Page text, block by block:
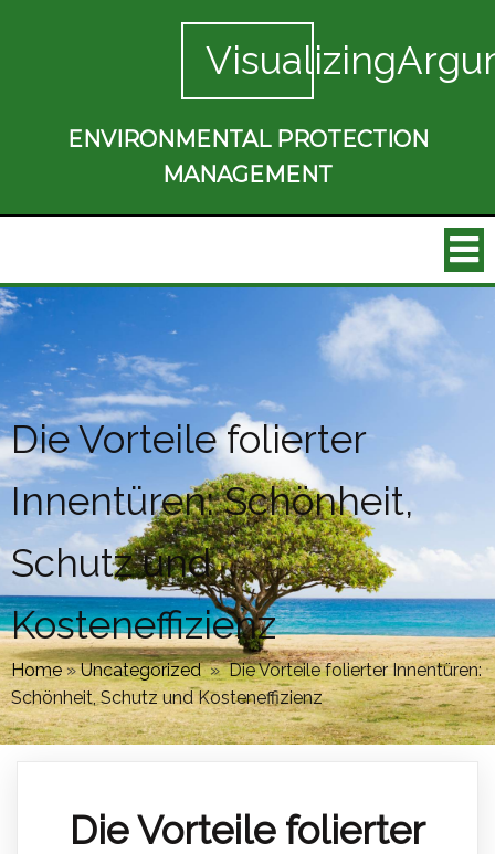
ENVIRONMENTAL PROTECTION
MANAGEMENT
Die Vorteile folierter
Innentüren: Schönheit,
Schutz und
Kosteneffizienz
Home»Uncategorized » Die Vorteile folierter Innentüren:
Schönheit, Schutz und Kosteneffizienz
Die Vorteile folierter